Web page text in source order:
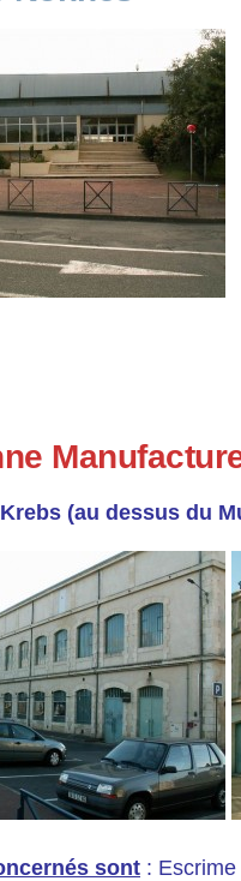
(au dessus du
sont :